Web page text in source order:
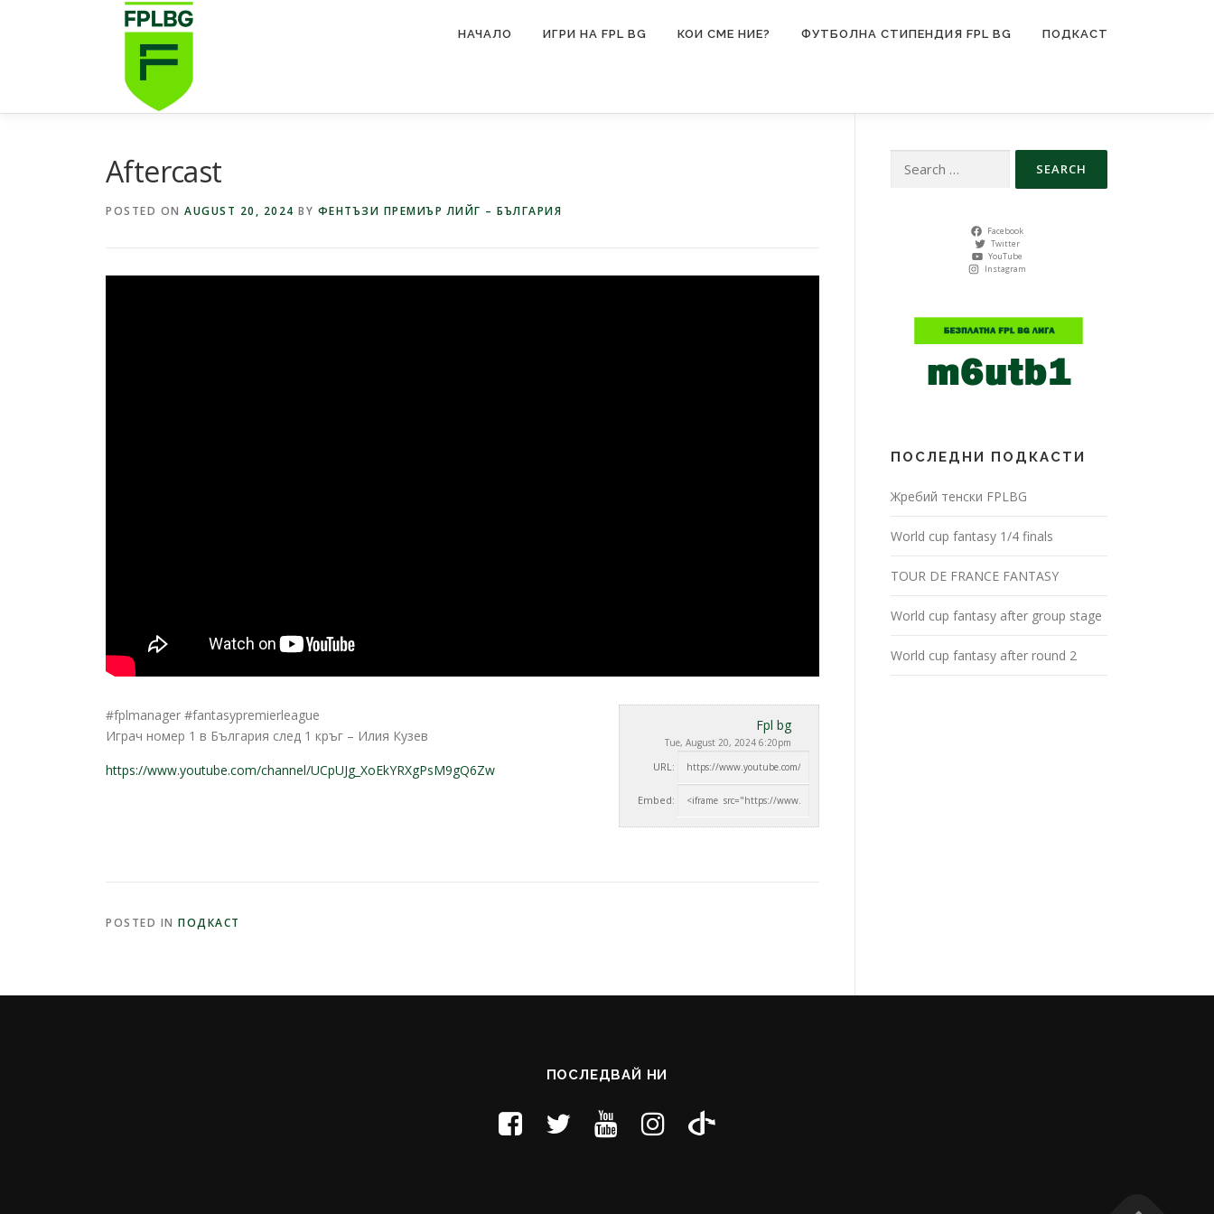
НАЧАЛО ИГРИ НА FPL BG КОИ СМЕ НИЕ? ФУТБОЛНА СТИПЕНДИЯ FPL BG ПОДКАСТ
Aftercast
POSTED ON AUGUST 20, 2024 BY ФЕНТЪЗИ ПРЕМИЪР ЛИЙГ – БЪЛГАРИЯ
Fpl bg
Tue, August 20, 2024 6:20pm
URL:
Embed:
#fplmanager #fantasypremierleague
Играч номер 1 в България след 1 кръг – Илия Кузев
https://www.youtube.com/channel/UCpUJg_XoEkYRXgPsM9gQ6Zw
POSTED IN ПОДКАСТ
for:
Facebook
Twitter
YouTube
Instagram
ПОСЛЕДНИ ПОДКАСТИ
Жребий тенски FPLBG
World cup fantasy 1/4 finals
TOUR DE FRANCE FANTASY
World cup fantasy after group stage
World cup fantasy after round 2
ПОСЛЕДВАЙ НИ